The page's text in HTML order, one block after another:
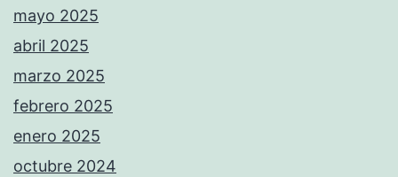
mayo 2025
abril 2025
marzo 2025
febrero 2025
enero 2025
octubre 2024